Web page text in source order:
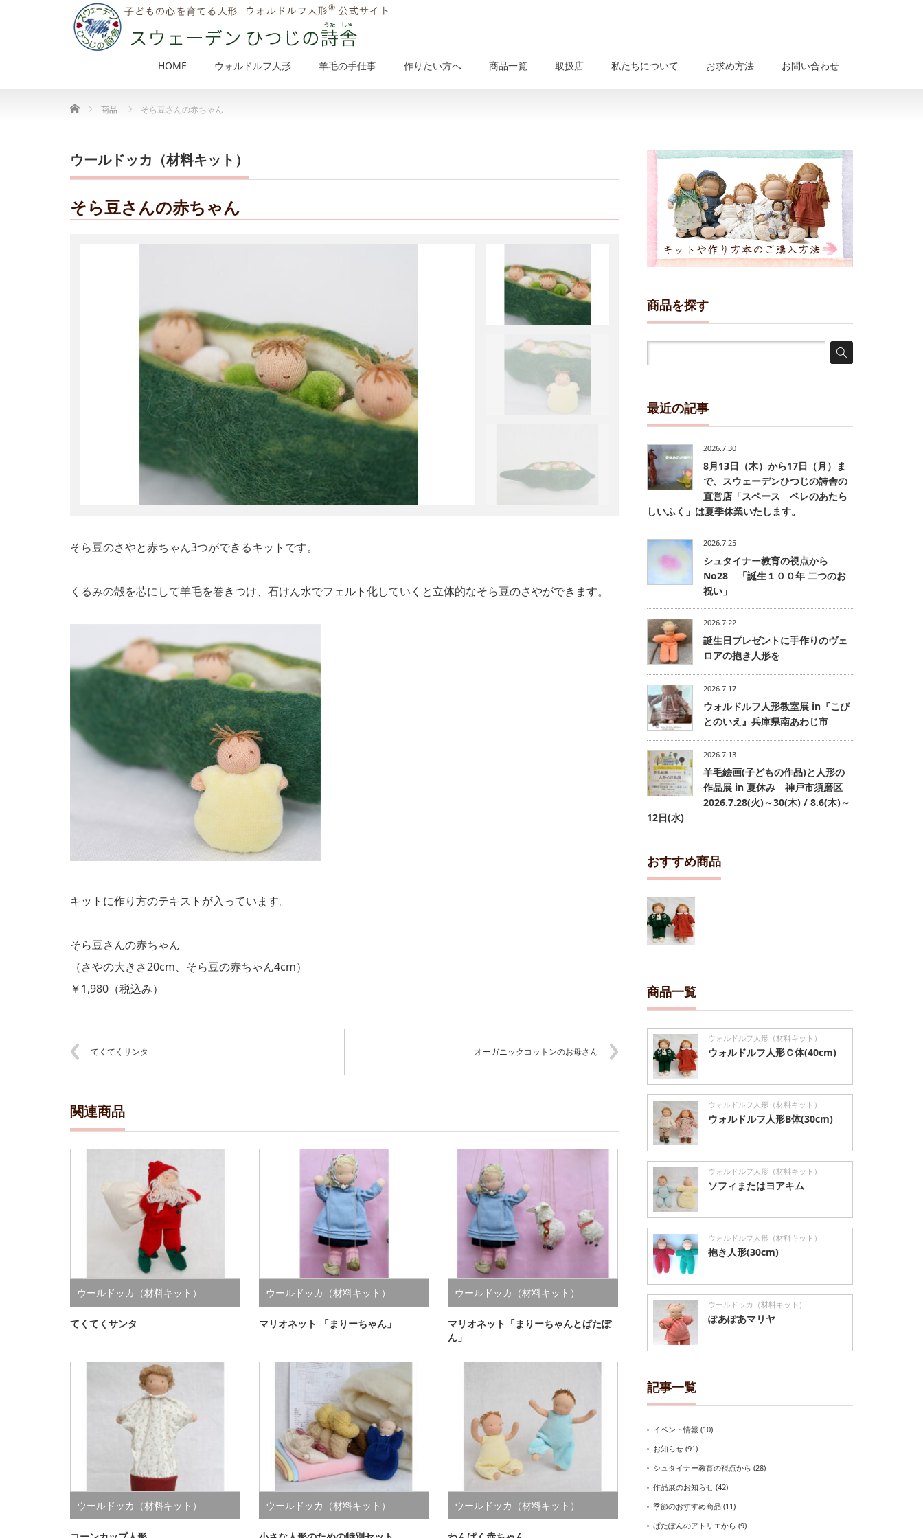
HOME ウォルドルフ人形 羊毛の手仕事 作りたい方へ 商品一覧 取扱店 私たちについて お求め方法 お問い合わせ
Home 商品 そら豆さんの赤ちゃん
ウールドッカ（材料キット）
そら豆さんの赤ちゃん
そら豆のさやと赤ちゃん3つができるキットです。
くるみの殻を芯にして羊毛を巻きつけ、石けん水でフェルト化していくと立体的なそら豆のさやができます。
キットに作り方のテキストが入っています。
そら豆さんの赤ちゃん
（さやの大きさ20cm、そら豆の赤ちゃん4cm）
￥1,980（税込み）
てくてくサンタ オーガニックコットンのお母さん
関連商品
ウールドッカ（材料キット）
てくてくサンタ
ウールドッカ（材料キット）
マリオネット 「まりーちゃん」
ウールドッカ（材料キット）
マリオネット「まりーちゃんとぱたぽ
ん」
ウールドッカ（材料キット） ウールドッカ（材料キット） ウールドッカ（材料キット）
商品を探す
最近の記事
2026.7.30
8月13日（木）から17日（月）ま
で、スウェーデンひつじの詩舎の
直営店「スペース ペレのあたら
しいふく」は夏季休業いたします。
2026.7.25
シュタイナー教育の視点から
No28 「誕生１００年 二つのお
祝い」
2026.7.22
誕生日プレゼントに手作りのヴェ
ロアの抱き人形を
2026.7.17
ウォルドルフ人形教室展 in『こび
とのいえ』兵庫県南あわじ市
2026.7.13
羊毛絵画(子どもの作品)と人形の
作品展 in 夏休み 神戸市須磨区
2026.7.28(火)～30(木) / 8.6(木)～
12日(水)
おすすめ商品
商品一覧
ウォルドルフ人形（材料キット）
ウォルドルフ人形Ｃ体(40cm)
ウォルドルフ人形（材料キット）
ウォルドルフ人形B体(30cm)
ウォルドルフ人形（材料キット）
ソフィまたはヨアキム
ウォルドルフ人形（材料キット）
抱き人形(30cm)
ウールドッカ（材料キット）
ぽあぽあマリヤ
記事一覧
イベント情報 (10)
お知らせ (91)
シュタイナー教育の視点から (28)
作品展のお知らせ (42)
季節のおすすめ商品 (11)
ぱたぽんのアトリエから (9)